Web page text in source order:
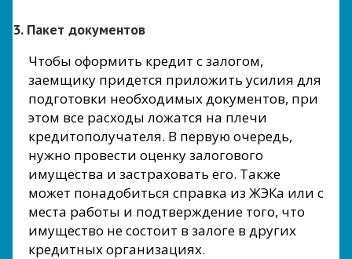
3. Пакет документов
Чтобы оформить кредит с залогом,
заемщику придется приложить усилия для
подготовки необходимых документов, при
этом все расходы ложатся на плечи
кредитополучателя. В первую очередь,
нужно провести оценку залогового
имущества и застраховать его. Также
может понадобиться справка из ЖЭКа или с
места работы и подтверждение того, что
имущество не состоит в залоге в других
кредитных организациях.